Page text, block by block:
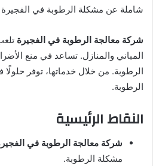
شاملة عن مشكلة الرطوبة في الفجيرة
شركة معالجة الرطوبة في الفجيرة
المباني والمنازل. تساعد في منع
الرطوبة. من خلال خدماتها، توفر
الرطوبة.
النقاط الرئيسية
شركة معالجة الرطوبة في
مشكلة الرطوبة.